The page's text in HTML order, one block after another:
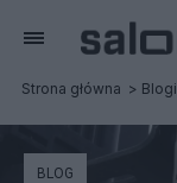
Strona główna Blogi
BLOG